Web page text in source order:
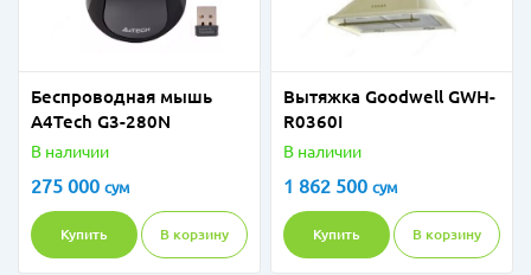
Беспроводная мышь
A4Tech G3-280N
В наличии
275 000 сум
Купить В корзину
Вытяжка Goodwell GWH-
R0360I
В наличии
1 862 500 сум
Купить В корзину